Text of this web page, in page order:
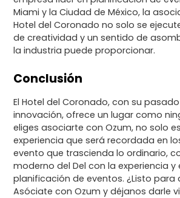
Miami y la Ciudad de México, la
Hotel del Coronado no solo se
de creatividad y un sentido de
la industria puede proporcionar.
Conclusión
El Hotel del Coronado, con su
innovación, ofrece un lugar como
eliges asociarte con Ozum, no solo
experiencia que será recordada en
evento que trascienda lo ordinario,
moderno del Del con la experiencia
planificación de eventos. ¿Listo
Asóciate con Ozum y déjanos darle